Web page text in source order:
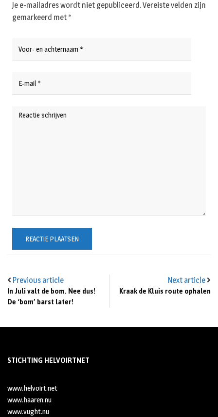
Previous article
In Juli valt de bom. Nee dus!
De ‘bom’ barst later!
Next article
Kraak de Kluis route ophalen
Je e-mailadres wordt niet gepubliceerd.Vereiste velden zijn
gemarkeerd met *
STICHTING HELVOIRTNET
www.helvoirt.net
www.haaren.nu
www.vught.nu